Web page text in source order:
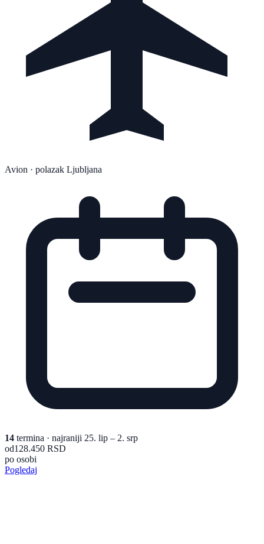
Avion · polazak Ljubljana
14 termina · najraniji 25. lip – 2. srp
od128.450 RSD
po osobi
Pogledaj